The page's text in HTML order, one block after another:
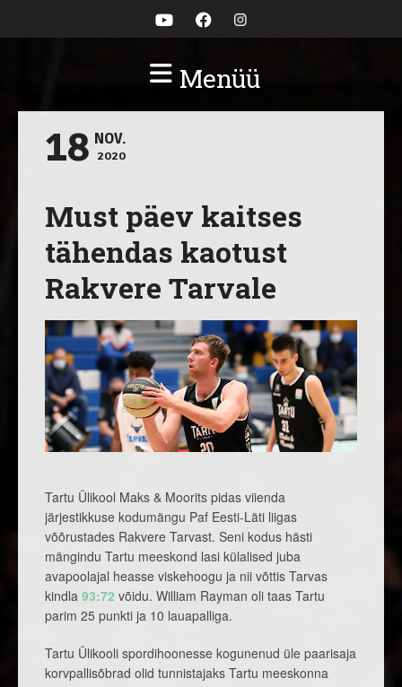
Menüü
18 NOV.
2020
Must päev kaitses
tähendas kaotust
Rakvere Tarvale
Tartu Ülikool Maks & Moorits pidas viienda
järjestikkuse kodumängu Paf Eesti-Läti liigas
võõrustades Rakvere Tarvast. Seni kodus hästi
mängindu Tartu meeskond lasi külalised juba
avapoolajal heasse viskehoogu ja nii võttis Tarvas
kindla 93:72 võidu. William Rayman oli taas Tartu
parim 25 punkti ja 10 lauapalliga.
Tartu Ülikooli spordihoonesse kogunenud üle paarisaja
korvpallisõbrad olid tunnistajaks Tartu meeskonna